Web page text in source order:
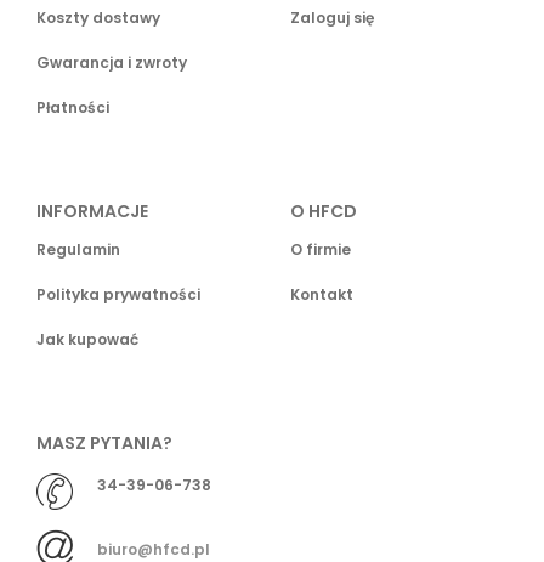
Koszty dostawy
Gwarancja i zwroty
Płatności
Zaloguj się
INFORMACJE
Regulamin
Polityka prywatności
Jak kupować
O HFCD
O firmie
Kontakt
MASZ PYTANIA?
34-39-06-738
biuro@hfcd.pl